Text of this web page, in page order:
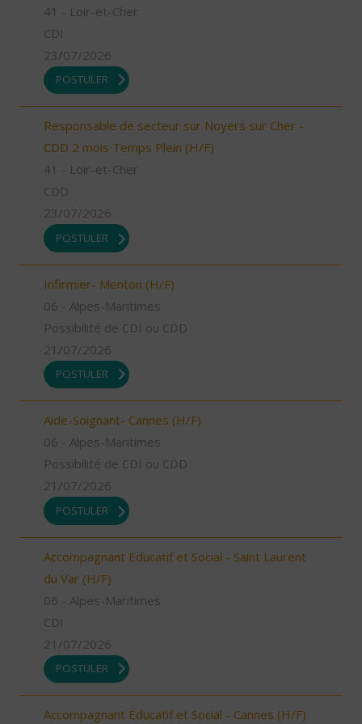
41 - Loir-et-Cher
CDI
23/07/2026
POSTULER
Responsable de secteur sur Noyers sur Cher -
CDD 2 mois Temps Plein (H/F)
41 - Loir-et-Cher
CDD
23/07/2026
POSTULER
Infirmier- Menton (H/F)
06 - Alpes-Maritimes
Possibilité de CDI ou CDD
21/07/2026
POSTULER
Aide-Soignant- Cannes (H/F)
06 - Alpes-Maritimes
Possibilité de CDI ou CDD
21/07/2026
POSTULER
Accompagnant Educatif et Social - Saint Laurent
du Var (H/F)
06 - Alpes-Maritimes
CDI
21/07/2026
POSTULER
Accompagnant Educatif et Social - Cannes (H/F)